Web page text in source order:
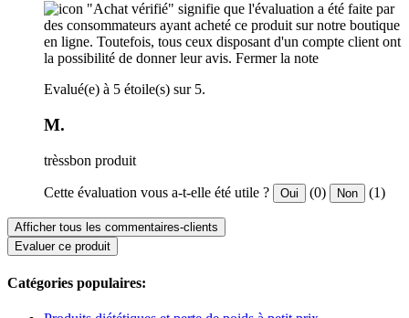
"Achat vérifié" signifie que l'évaluation a été faite par
des consommateurs ayant acheté ce produit sur notre boutique
en ligne. Toutefois, tous ceux disposant d'un compte client ont
la possibilité de donner leur avis. Fermer la note
Evalué(e) à 5 étoile(s) sur 5.
M.
trèssbon produit
Cette évaluation vous a-t-elle été utile ? Oui (0) Non (1)
Afficher tous les commentaires-clients
Evaluer ce produit
Catégories populaires: